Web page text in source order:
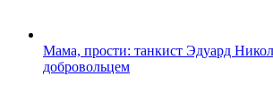
Мама, прости: танкист Эдуард
добровольцем